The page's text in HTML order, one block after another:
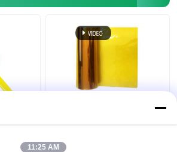
Pellicola poliammida a
isolamento industriale
11:25 AM